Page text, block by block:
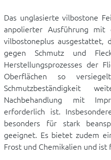
Das unglasierte vilbostone
anpolierter Ausführung mit
vilbostoneplus ausgestattet,
gegen Schmutz und
Herstellungsprozesses der
Oberflächen so
Schmutzbeständigkeit
Nachbehandlung mit
erforderlich ist.
besonders für stark
geeignet. Es bietet zudem
Frost und Chemikalien und